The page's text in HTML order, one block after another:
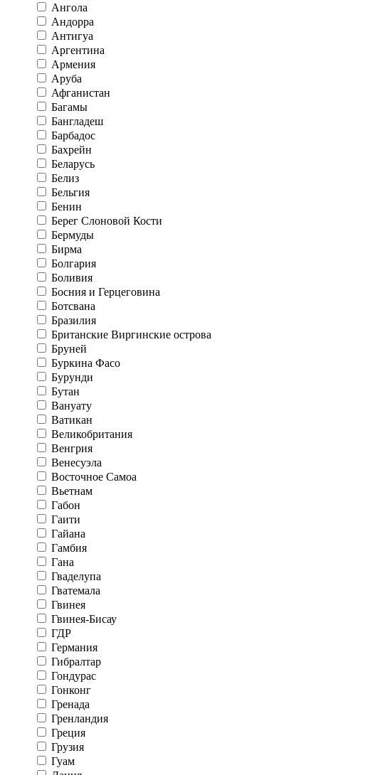
Ангола
Андорра
Антигуа
Аргентина
Армения
Аруба
Афганистан
Багамы
Бангладеш
Барбадос
Бахрейн
Беларусь
Белиз
Бельгия
Бенин
Берег Слоновой Кости
Бермуды
Бирма
Болгария
Боливия
Босния и Герцеговина
Ботсвана
Бразилия
Британские Виргинские острова
Бруней
Буркина Фасо
Бурунди
Бутан
Вануату
Ватикан
Великобритания
Венгрия
Венесуэла
Восточное Самоа
Вьетнам
Габон
Гаити
Гайана
Гамбия
Гана
Гваделупа
Гватемала
Гвинея
Гвинея-Бисау
ГДР
Германия
Гибралтар
Гондурас
Гонконг
Гренада
Гренландия
Греция
Грузия
Гуам